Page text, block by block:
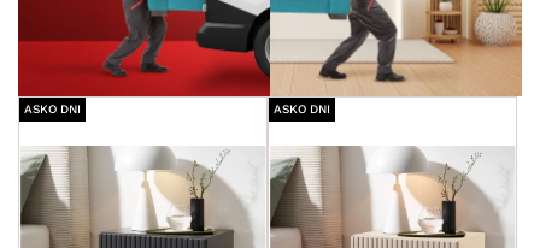
ASKO DNI ASKO DNI